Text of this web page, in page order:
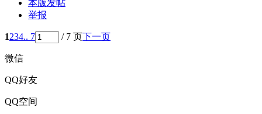
本版发帖
举报
1234.. 7 / 7 页下一页
微信
QQ好友
QQ空间